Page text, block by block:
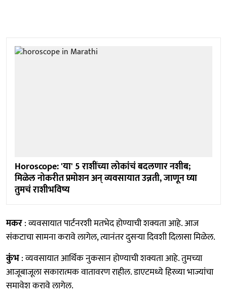
Horoscope: 'या' 5 राशींच्या लोकांचं बदलणार नशीब;
मिळेल नोकरीत प्रमोशन अन् व्यवसायात उन्नती, जाणून घ्या
तुमचं राशीभविष्य
मकर: व्यवसायात पार्टनरशी मतभेद होण्याची शक्यता आहे. आज
संकटाचा सामना करावे लागेल, त्यानंतर दुसऱ्या दिवशी दिलासा मिळेल.
कुंभ: व्यवसायात आर्थिक नुकसान होण्याची शक्यता आहे. तुमच्या
आजूबाजूला सकारात्मक वातावरण राहील. डाएटमध्ये हिरव्या भाज्यांचा
समावेश करावे लागेल.